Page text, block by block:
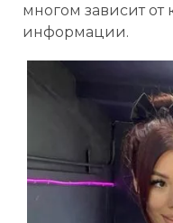
многом зависит от
информации.